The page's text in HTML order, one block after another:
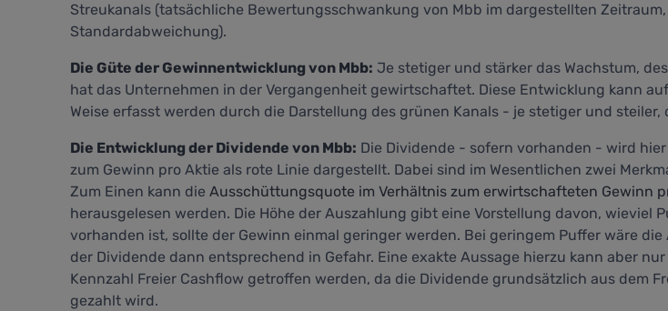
Streukanals (tatsächliche Bewertungsschwankung von Mbb im dargestellten Zeitraum,
Standardabweichung).
Die Güte der Gewinnentwicklung von Mbb: Je stetiger und stärker das Wachstum,
hat das Unternehmen in der Vergangenheit gewirtschaftet. Diese Entwicklung kann
Weise erfasst werden durch die Darstellung des grünen Kanals - je stetiger und steiler,
Die Entwicklung der Dividende von Mbb: Die Dividende - sofern vorhanden - wird
zum Gewinn pro Aktie als rote Linie dargestellt. Dabei sind im Wesentlichen zwei
Zum Einen kann die Ausschüttungsquote im Verhältnis zum erwirtschafteten Gewinn
herausgelesen werden. Die Höhe der Auszahlung gibt eine Vorstellung davon, wieviel
vorhanden ist, sollte der Gewinn einmal geringer werden. Bei geringem Puffer wäre die
der Dividende dann entsprechend in Gefahr. Eine exakte Aussage hierzu kann aber
Kennzahl Freier Cashflow getroffen werden, da die Dividende grundsätzlich aus dem
gezahlt wird.